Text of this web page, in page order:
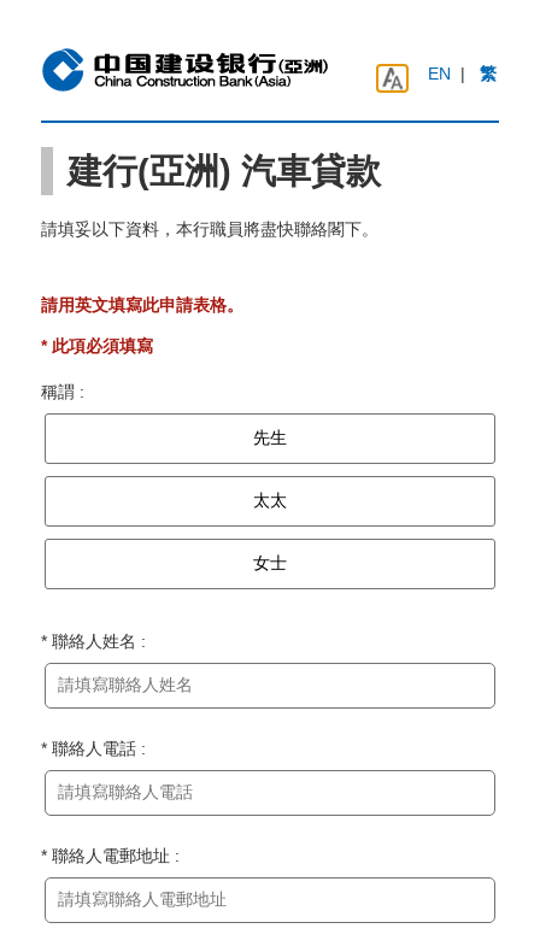
EN |繁
建行(亞洲) 汽車貸款
請填妥以下資料，本行職員將盡快聯絡閣下。
請用英文填寫此申請表格。
* 此項必須填寫
稱謂 :
先生
太太
女士
* 聯絡人姓名 :
* 聯絡人電話 :
* 聯絡人電郵地址 :